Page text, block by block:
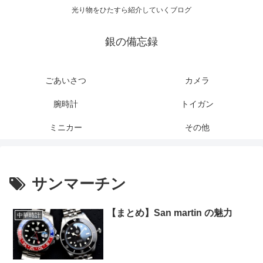
光り物をひたすら紹介していくブログ
銀の備忘録
ごあいさつ カメラ
腕時計 トイガン
ミニカー その他
サンマーチン
中華時計 【まとめ】San martin の魅力